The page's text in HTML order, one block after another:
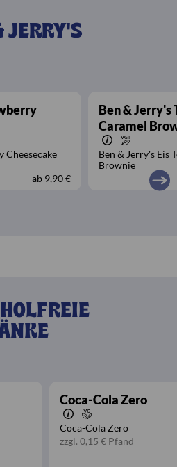
JERRY'S
Cheesecake
ab 9,90 €
Ben & Jerry's
Caramel
Ben & Jerry's Eis
Brownie
Coca-Cola Zero
Coca-Cola Zero
zzgl. 0,15 € Pfand